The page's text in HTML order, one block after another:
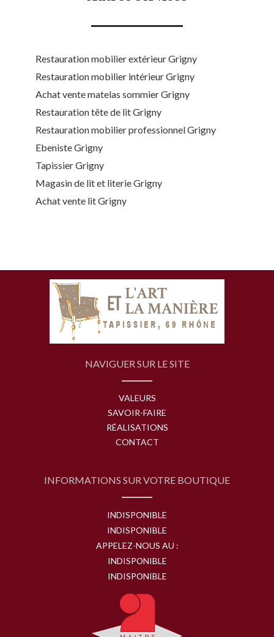
Restauration mobilier extérieur Grigny
Restauration mobilier intérieur Grigny
Achat vente matelas sommier Grigny
Restauration tête de lit Grigny
Restauration mobilier professionnel Grigny
Ebeniste Grigny
Tapissier Grigny
Magasin de lit et literie Grigny
Achat vente lit Grigny
NAVIGUER SUR LE SITE
VALEURS
SAVOIR-FAIRE
RÉALISATIONS
CONTACT
INFORMATIONS SUR VOTRE BOUTIQUE
INDISPONIBLE
INDISPONIBLE
APPELEZ-NOUS AU :
INDISPONIBLE
INDISPONIBLE